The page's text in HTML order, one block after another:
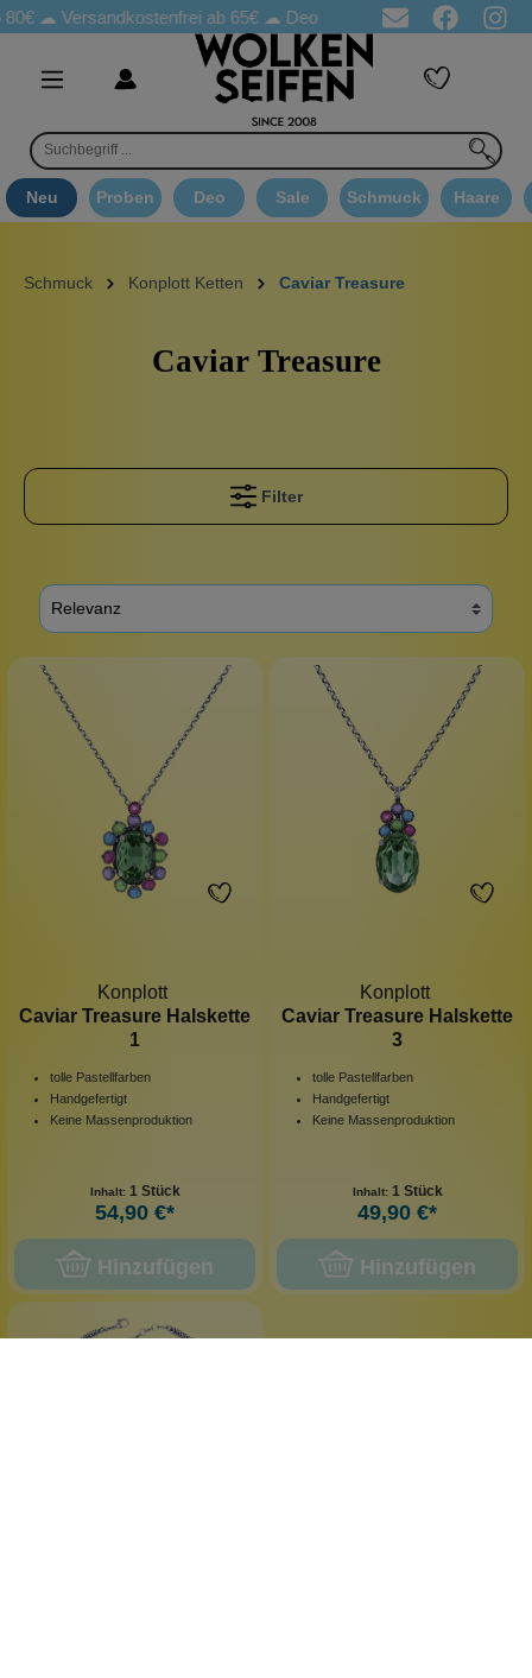
☁Versandkostenfrei ab 65€☁ Deo Proben in jeder Bestellung
Neu Proben Deo Sale Schmuck Haare
Schmuck Konplott Ketten Caviar Treasure
Caviar Treasure
Filter
Konplott
Caviar Treasure Halskette
1
tolle Pastellfarben
Handgefertigt
Keine Massenproduktion
Inhalt: 1 Stück
54,90 €*
Hinzufügen
Konplott
Caviar Treasure Halskette
3
tolle Pastellfarben
Handgefertigt
Keine Massenproduktion
Inhalt: 1 Stück
49,90 €*
Hinzufügen